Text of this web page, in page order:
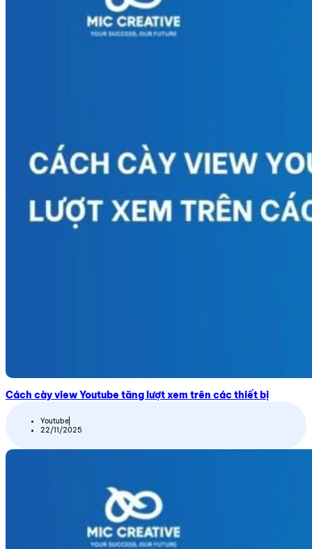
Cách cày view Youtube tăng lượt xem trên các thiết bị
Youtube
22/11/2025